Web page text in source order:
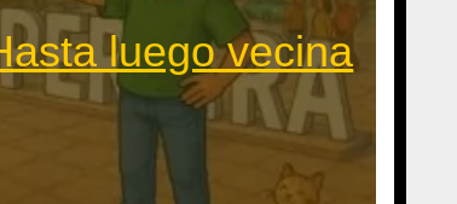
luego vecina